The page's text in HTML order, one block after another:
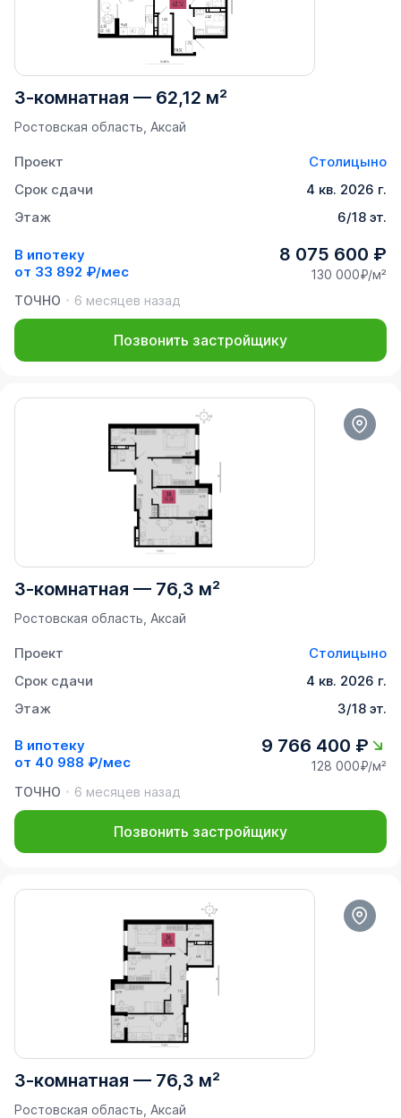
3-комнатная — 62,12 м²
Ростовская область, Аксай
Проект
Столицыно
Срок сдачи
4 кв. 2026 г.
Этаж
6/18 эт.
В ипотеку
от 33 892 ₽/мес
8 075 600 ₽
130 000₽/м²
ТОЧНО
6 месяцев назад
Позвонить застройщику
3-комнатная — 76,3 м²
Ростовская область, Аксай
Проект
Столицыно
Срок сдачи
4 кв. 2026 г.
Этаж
3/18 эт.
В ипотеку
от 40 988 ₽/мес
9 766 400 ₽
128 000₽/м²
ТОЧНО
6 месяцев назад
Позвонить застройщику
3-комнатная — 76,3 м²
Ростовская область, Аксай